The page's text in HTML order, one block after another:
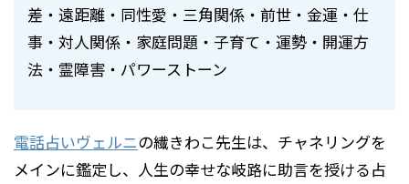
差・遠距離・同性愛・三角関係・前世・金運・仕
事・対人関係・家庭問題・子育て・運勢・開運方
法・霊障害・パワーストーン
電話占いヴェルニの繊きわこ先生は、チャネリングを
メインに鑑定し、人生の幸せな岐路に助言を授ける占